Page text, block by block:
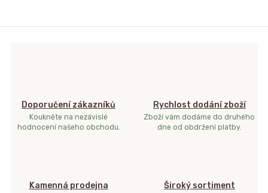
Doporučení zákazníků
Koukněte na nezávislé
hodnocení našeho obchodu.
Rychlost dodání zboží
Zboží vám dodáme do druhého
dne od obdržení platby.
Kamenná prodejna Široký sortiment